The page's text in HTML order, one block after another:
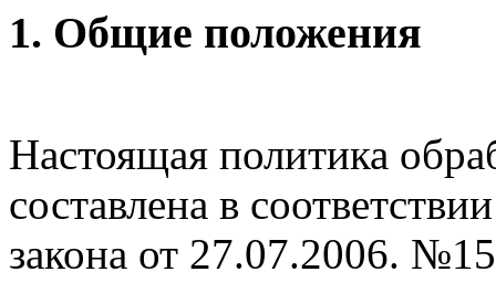
1. Общие положения
Настоящая политика
составлена в
закона от 27.07.2006.